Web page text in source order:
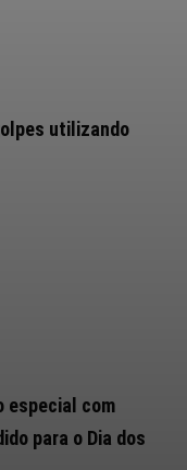
utilizando
especial com
para o Dia dos